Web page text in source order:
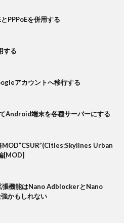
PPPoEを併用する
する
アカウントへ移行する
端末を各種サーバーにする
Urban
[MOD]
張機能はNano AdblockerとNano
かもしれない